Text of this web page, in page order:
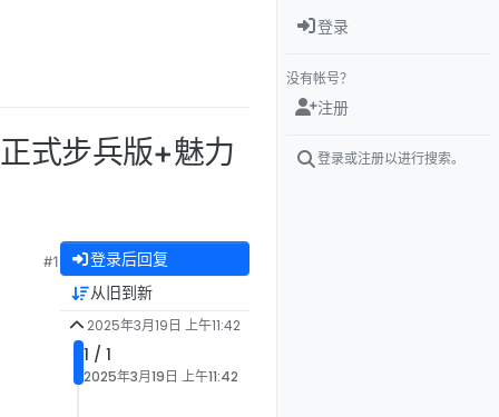
式步兵版+魅力
#1 登录后回复
从旧到新
2025年3月19日 上午11:42
1 / 1
2025年3月19日 上午11:42
登录
没有帐号？
注册
登录或注册以进行搜索。